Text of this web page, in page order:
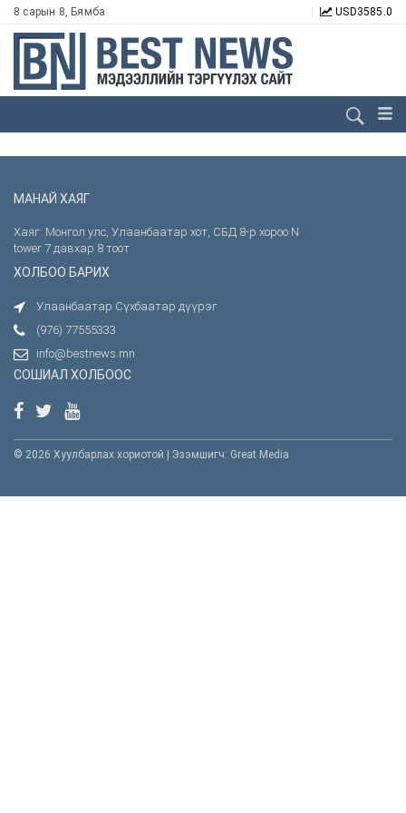
8 сарын 8, Бямба USD3585.0
МАНАЙ ХАЯГ
Хаяг: Монгол улс, Улаанбаатар хот, СБД 8-р хороо N
tower 7 давхар 8 тоот
ХОЛБОО БАРИХ
Улаанбаатар Сүхбаатар дүүрэг
(976) 77555333
info@bestnews.mn
СОШИАЛ ХОЛБООС
© 2026 Хуулбарлах хориотой | Эзэмшигч: Great Media